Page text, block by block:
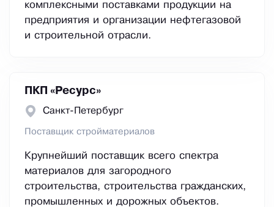
комплексными поставками продукции на
предприятия и организации нефтегазовой
и строительной отрасли.
ПКП «Ресурс»
Санкт-Петербург
Поставщик стройматериалов
Крупнейший поставщик всего спектра
материалов для загородного
строительства, строительства гражданских,
промышленных и дорожных объектов.